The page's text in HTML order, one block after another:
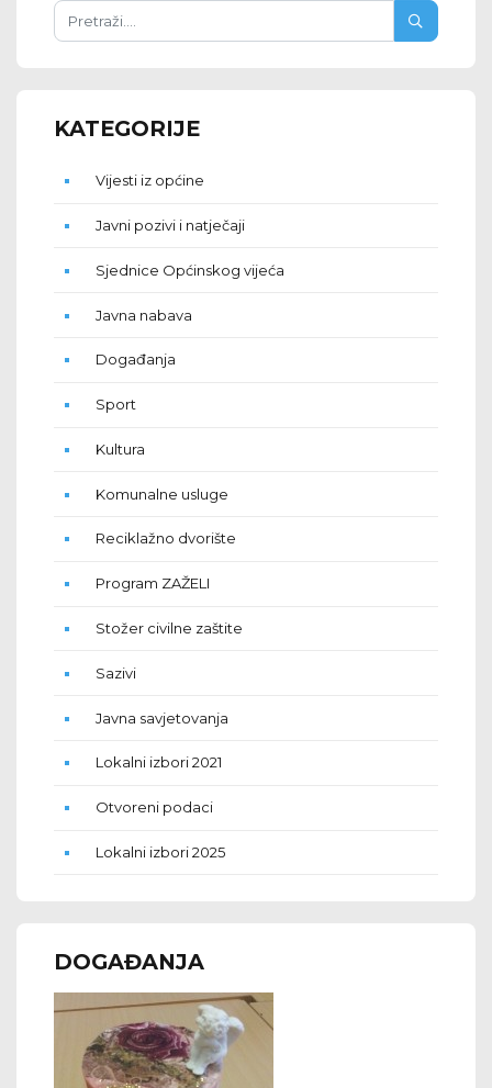
KATEGORIJE
Vijesti iz općine
Javni pozivi i natječaji
Sjednice Općinskog vijeća
Javna nabava
Događanja
Sport
Kultura
Komunalne usluge
Reciklažno dvorište
Program ZAŽELI
Stožer civilne zaštite
Sazivi
Javna savjetovanja
Lokalni izbori 2021
Otvoreni podaci
Lokalni izbori 2025
DOGAĐANJA